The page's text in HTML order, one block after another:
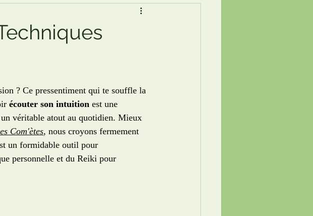
? Ce pressentiment qui te souffle la
écouter son intuition est une
véritable atout au quotidien. Mieux
Com'ètes, nous croyons fermement
un formidable outil pour
personnelle et du Reiki pour